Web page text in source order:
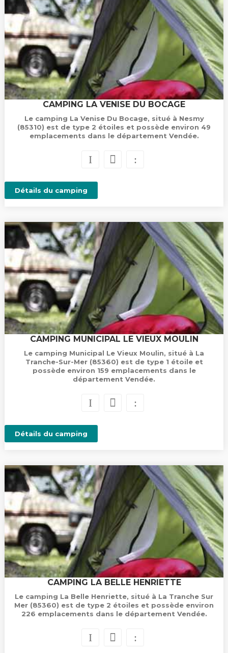
CAMPING LA VENISE DU BOCAGE
Le camping La Venise Du Bocage, situé à Nesmy
(85310) est de type 2 étoiles et possède environ 49
emplacements dans le département Vendée.
Détails du camping
CAMPING MUNICIPAL LE VIEUX MOULIN
Le camping Municipal Le Vieux Moulin, situé à La
Tranche-Sur-Mer (85360) est de type 1 étoile et
possède environ 159 emplacements dans le
département Vendée.
Détails du camping
CAMPING LA BELLE HENRIETTE
Le camping La Belle Henriette, situé à La Tranche Sur
Mer (85360) est de type 2 étoiles et possède environ
226 emplacements dans le département Vendée.